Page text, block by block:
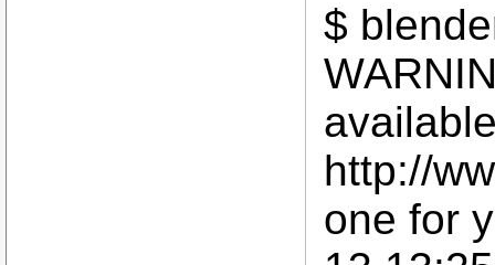
$
http://
one for